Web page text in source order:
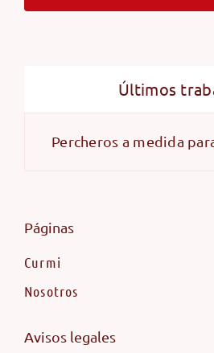
Últimos
Percheros a medida para
Páginas
Curmi
Nosotros
Avisos legales